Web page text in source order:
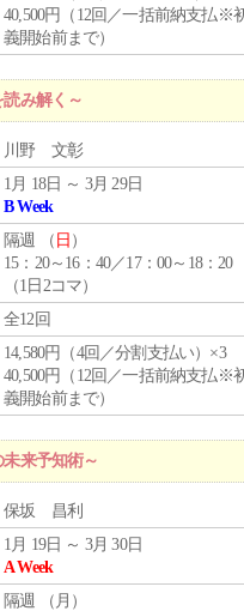
40,500円（12回／一括前納支払※
義開始前まで）
み解く～
川野 文彰
1月 18日 ～ 3月 29日
B Week
隔週 （ 日 ）
15：20～16：40／17：00～18：20
（1日2コマ）
全12回
14,580円（4回／分割支払い）×3
40,500円（12回／一括前納支払※
義開始前まで）
来予知術～
保坂 昌利
1月 19日 ～ 3月 30日
A Week
隔週 （ 月 ）